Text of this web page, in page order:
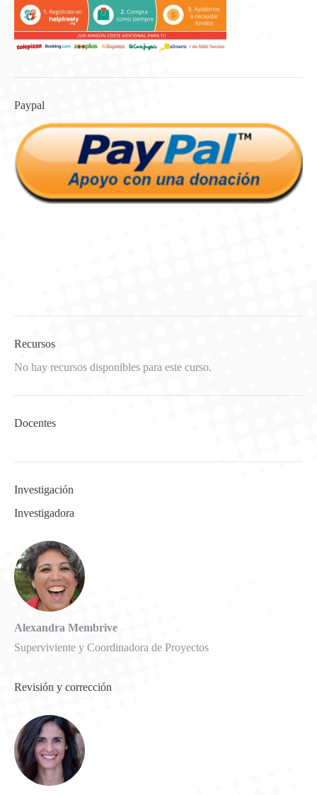
Paypal
Recursos
No hay recursos disponibles para este curso.
Docentes
Investigación
Investigadora
Alexandra Membrive
Superviviente y Coordinadora de Proyectos
Revisión y corrección